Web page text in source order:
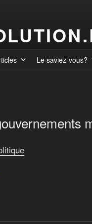
Le saviez-vous?